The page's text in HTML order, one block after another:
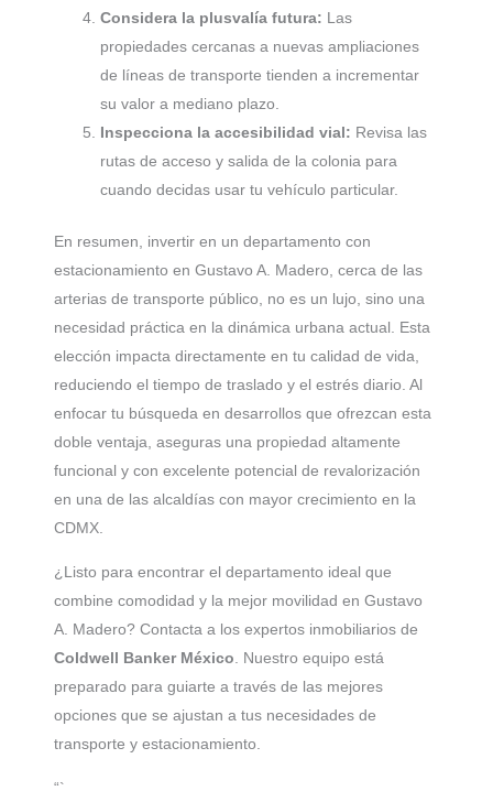
Considera la plusvalía futura: Las
propiedades cercanas a nuevas ampliaciones
de líneas de transporte tienden a incrementar
su valor a mediano plazo.
Inspecciona la accesibilidad vial: Revisa las
rutas de acceso y salida de la colonia para
cuando decidas usar tu vehículo particular.
En resumen, invertir en un departamento con
estacionamiento en Gustavo A. Madero, cerca de las
arterias de transporte público, no es un lujo, sino una
necesidad práctica en la dinámica urbana actual. Esta
elección impacta directamente en tu calidad de vida,
reduciendo el tiempo de traslado y el estrés diario. Al
enfocar tu búsqueda en desarrollos que ofrezcan esta
doble ventaja, aseguras una propiedad altamente
funcional y con excelente potencial de revalorización
en una de las alcaldías con mayor crecimiento en la
CDMX.
¿Listo para encontrar el departamento ideal que
combine comodidad y la mejor movilidad en Gustavo
A. Madero? Contacta a los expertos inmobiliarios de
Coldwell Banker México. Nuestro equipo está
preparado para guiarte a través de las mejores
opciones que se ajustan a tus necesidades de
transporte y estacionamiento.
“`